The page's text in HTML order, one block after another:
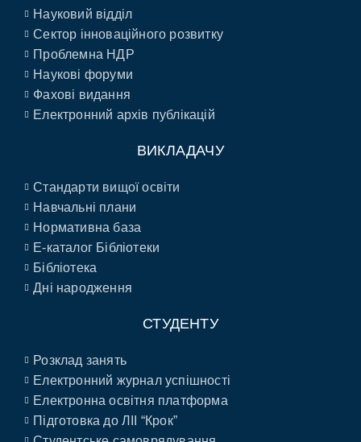
Науковий відділ
Сектор інноваційного розвитку
Проблемна НДР
Наукові форуми
Фахові видання
Електронний архів публікацій
ВИКЛАДАЧУ
Стандарти вищої освіти
Навчальні плани
Нормативна база
E-каталог Бібліотеки
Бібліотека
Дні народження
СТУДЕНТУ
Розклад занять
Електронний журнал успішності
Електронна освітня платформа
Підготовка до ЛІІ “Крок”